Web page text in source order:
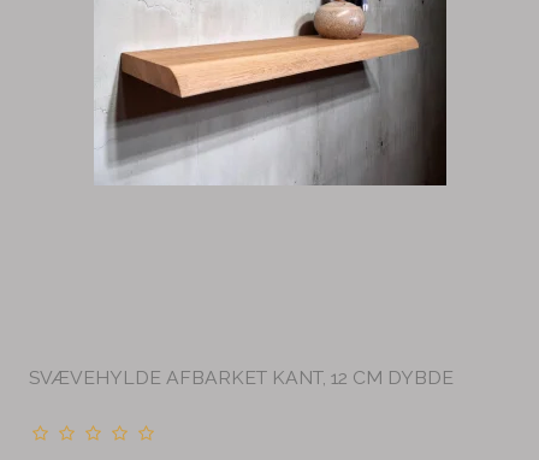
SVÆVEHYLDE AFBARKET KANT, 12 CM DYBDE